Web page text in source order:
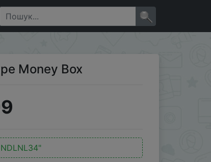
Money Box